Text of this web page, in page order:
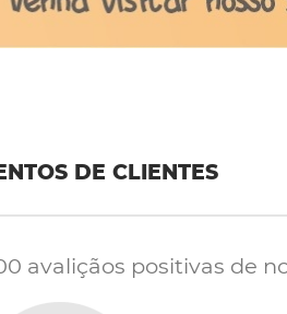
DE CLIENTES
avaliçãos positivas de